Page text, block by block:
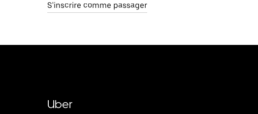
S'inscrire comme passager
Uber